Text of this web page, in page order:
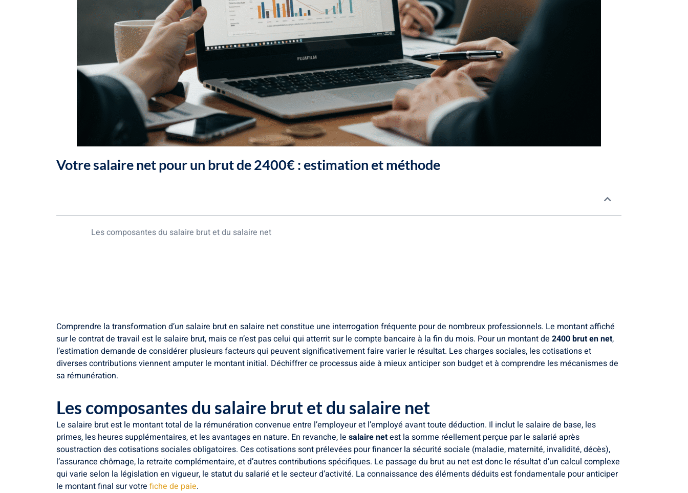
Votre salaire net pour un brut de 2400€ : estimation et méthode
Les composantes du salaire brut et du salaire net
Comprendre la transformation d’un salaire brut en salaire net constitue une interrogation fréquente pour de nombreux professionnels. Le montant affiché
sur le contrat de travail est le salaire brut, mais ce n’est pas celui qui atterrit sur le compte bancaire à la fin du mois. Pour un montant de 2400 brut en net,
l’estimation demande de considérer plusieurs facteurs qui peuvent significativement faire varier le résultat. Les charges sociales, les cotisations et
diverses contributions viennent amputer le montant initial. Déchiffrer ce processus aide à mieux anticiper son budget et à comprendre les mécanismes de
sa rémunération.
Les composantes du salaire brut et du salaire net
Le salaire brut est le montant total de la rémunération convenue entre l’employeur et l’employé avant toute déduction. Il inclut le salaire de base, les
primes, les heures supplémentaires, et les avantages en nature. En revanche, le salaire netest la somme réellement perçue par le salarié après
soustraction des cotisations sociales obligatoires. Ces cotisations sont prélevées pour financer la sécurité sociale (maladie, maternité, invalidité, décès),
l’assurance chômage, la retraite complémentaire, et d’autres contributions spécifiques. Le passage du brut au net est donc le résultat d’un calcul complexe
qui varie selon la législation en vigueur, le statut du salarié et le secteur d’activité. La connaissance des éléments déduits est fondamentale pour anticiper
le montant final sur votre fiche de paie.